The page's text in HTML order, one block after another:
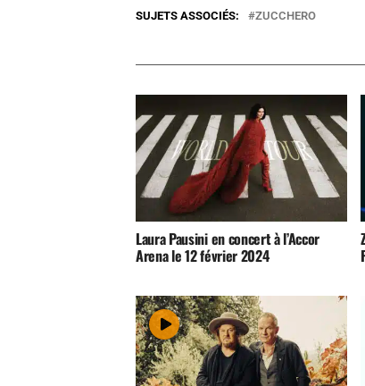
SUJETS ASSOCIÉS: ZUCCHERO
Laura Pausini en concert à l’Accor
Arena le 12 février 2024